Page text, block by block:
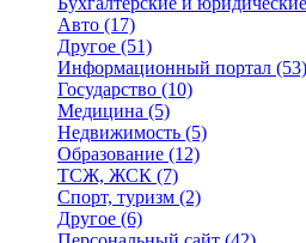
Авто (17)
Другое (51)
Информационный портал (53)
Государство (10)
Медицина (5)
Недвижимость (5)
Образование (12)
ТСЖ, ЖСК (7)
Спорт, туризм (2)
Другое (6)